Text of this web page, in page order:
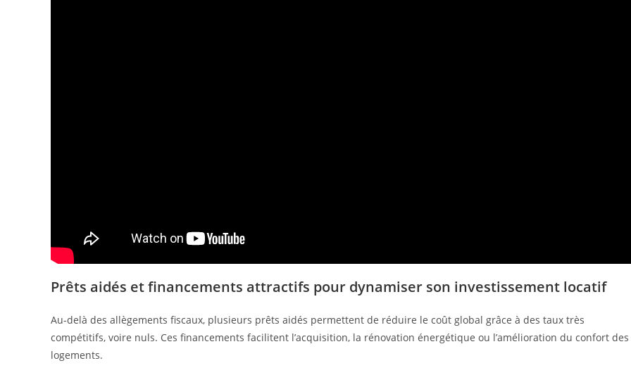
Prêts aidés et financements attractifs pour dynamiser son investissement locatif
Au-delà des allègements fiscaux, plusieurs prêts aidés permettent de réduire le coût global grâce à des taux très
compétitifs, voire nuls. Ces financements facilitent l’acquisition, la rénovation énergétique ou l’amélioration du confort des
logements.